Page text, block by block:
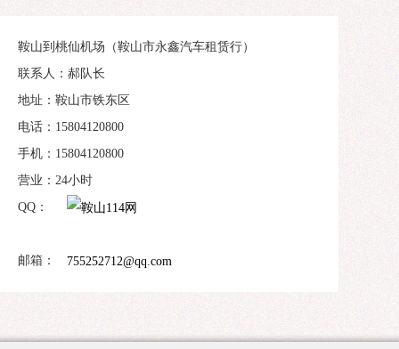
鞍山到桃仙机场（鞍山市永鑫汽车租赁行）
联系人：郝队长
地址：鞍山市铁东区
电话：15804120800
手机：15804120800
营业：24小时
QQ：
邮箱： 755252712@qq.com